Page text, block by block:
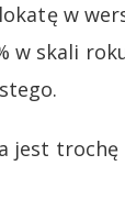
w
skali
jest